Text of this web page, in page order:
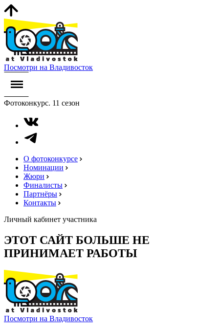
Посмотри на Владивосток
Фотоконкурс. 11 сезон
О фотоконкурсе
Номинации
Жюри
Финалисты
Партнёры
Контакты
Личный кабинет участника
ЭТОТ САЙТ БОЛЬШЕ НЕ
ПРИНИМАЕТ РАБОТЫ
Посмотри на Владивосток